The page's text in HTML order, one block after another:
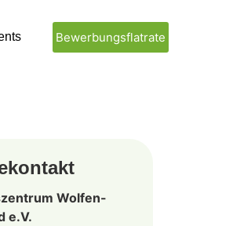
Bewerbungsflatrate
Wolfen-
e.V.